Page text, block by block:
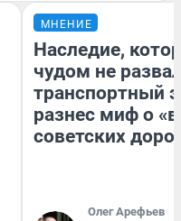
МНЕНИЕ
Наследие,
чудом не
транспортный
разнес миф о
советских
Олег Арефьев